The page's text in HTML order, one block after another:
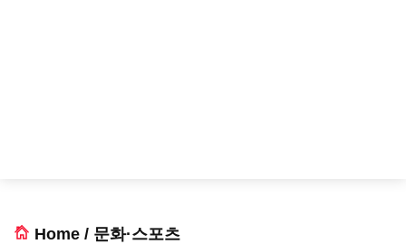
Home / 문화·스포츠